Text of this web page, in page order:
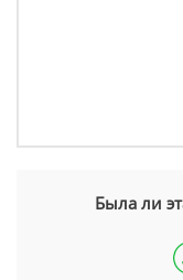
Была ли